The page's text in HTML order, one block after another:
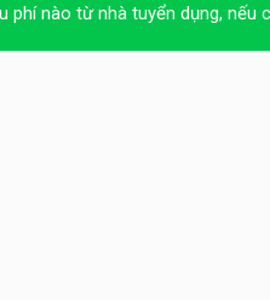
phí nào từ nhà tuyển dụng,